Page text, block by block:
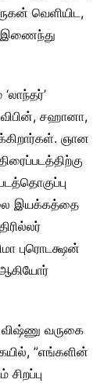
வெளியிட,
இணைந்து
சஹானா,
ஞான
இயக்கத்தை
புரொடக்ஷன்
ஆகியோர்
விஷ்ணு வருகை
”எங்களின்